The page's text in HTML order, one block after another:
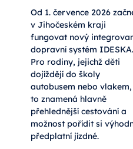
Od 1. července 2026
v Jihočeském kraji
fungovat nový
dopravní systém IDESKA.
Pro rodiny, jejichž děti
dojíždějí do školy
autobusem nebo vlakem,
to znamená hlavně
přehlednější cestování a
možnost pořídit si
předplatní jízdné.